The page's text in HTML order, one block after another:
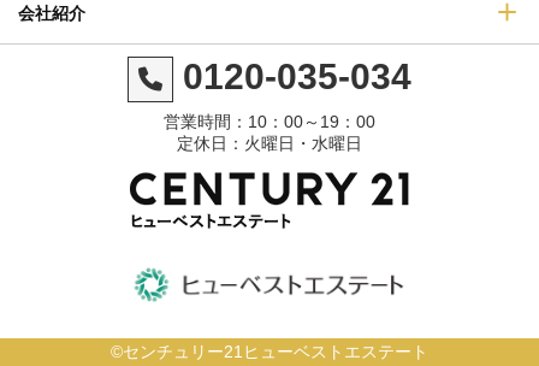
会社紹介
0120-035-034
営業時間：10：00～19：00
定休日：火曜日・水曜日
©センチュリー21ヒューベストエステート